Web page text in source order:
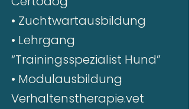
• Zuchtwartausbildung
• Lehrgang
“Trainingsspezialist Hund”
• Modulausbildung
Verhaltenstherapie.vet